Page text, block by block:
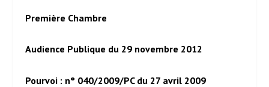
Première Chambre
Audience Publique du 29 novembre 2012
Pourvoi : n° 040/2009/PC du 27 avril 2009